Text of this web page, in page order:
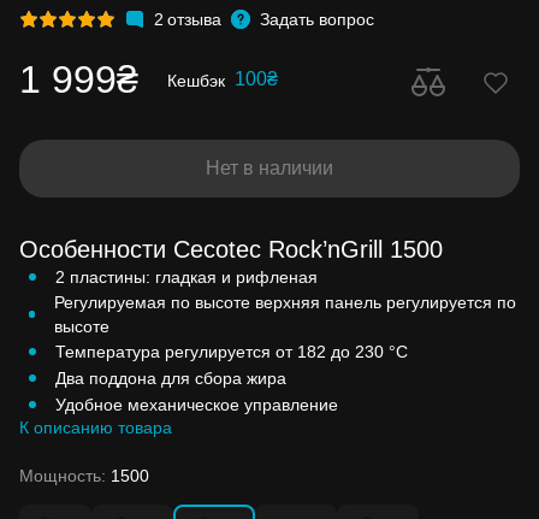
2 отзыва Задать вопрос
1 999₴ Кешбэк 100₴
Нет в наличии
Особенности Cecotec Rock’nGrill 1500
2 пластины: гладкая и рифленая
Регулируемая по высоте верхняя панель регулируется по
высоте
Температура регулируется от 182 до 230 °C
Два поддона для сбора жира
Удобное механическое управление
К описанию товара
Мощность: 1500